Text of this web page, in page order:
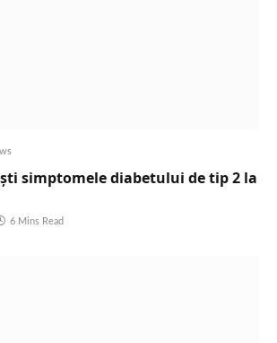
simptomele diabetului de tip 2 la
6 Mins Read